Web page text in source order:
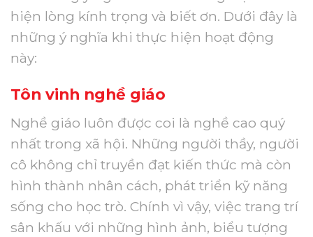
hiện lòng kính trọng và biết ơn. Dưới đây là
những ý nghĩa khi thực hiện hoạt động
này:
Tôn vinh nghề giáo
Nghề giáo luôn được coi là nghề cao quý
nhất trong xã hội. Những người thầy, người
cô không chỉ truyền đạt kiến thức mà còn
hình thành nhân cách, phát triển kỹ năng
sống cho học trò. Chính vì vậy, việc trang trí
sân khấu với những hình ảnh, biểu tượng